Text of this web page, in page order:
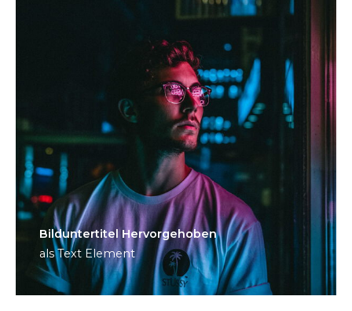
Bild­unter­titel Hervorgehoben
als Text Element